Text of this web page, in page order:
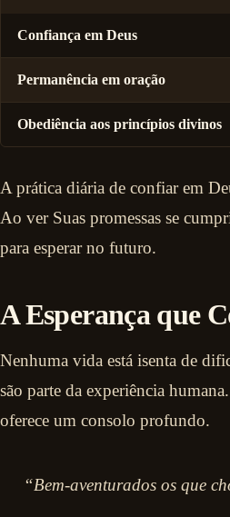
Confiança em Deus
Permanência em oração
Obediência aos princípios divinos
A prática diária de confiar em
Ao ver Suas promessas se
para esperar no futuro.
A Esperança que
Nenhuma vida está isenta de
são parte da experiência
oferece um consolo profundo.
“Bem-aventurados os que